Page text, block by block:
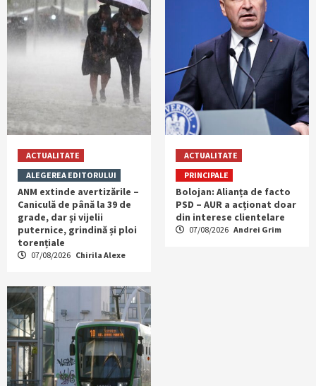
ACTUALITATE
ALEGEREA EDITORULUI
ANM extinde avertizările –
Caniculă de până la 39 de
grade, dar și vijelii
puternice, grindină și ploi
torențiale
07/08/2026 Chirila Alexe
ACTUALITATE
PRINCIPALE
Bolojan: Alianța de facto
PSD – AUR a acționat doar
din interese clientelare
07/08/2026 Andrei Grim